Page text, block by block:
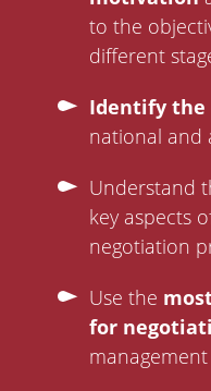
to the
different
Identify the
national and
Understand
key aspects
negotiation
Use the
for